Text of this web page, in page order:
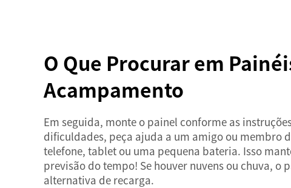
O Que Procurar em
Acampamento
Em seguida, monte o painel conforme as
dificuldades, peça ajuda a um amigo ou membro
telefone, tablet ou uma pequena bateria. Isso
previsão do tempo! Se houver nuvens ou chuva,
alternativa de recarga.